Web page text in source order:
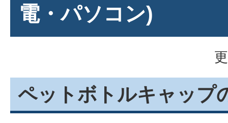
電・パソコン)
ペットボトルキャップ